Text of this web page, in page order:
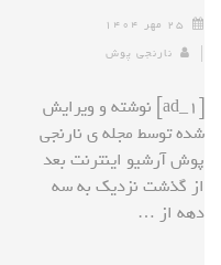
۲۵ مهر ۱۴۰۴
نارنجی پوش
[ad_1] نوشته و ویرایش
شده توسط مجله ی نارنجی
پوش آرشیو اینترنت بعد
از گذشت نزدیک به سه
دهه از …